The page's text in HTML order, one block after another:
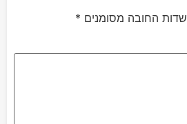
שדות החובה מסומנים *